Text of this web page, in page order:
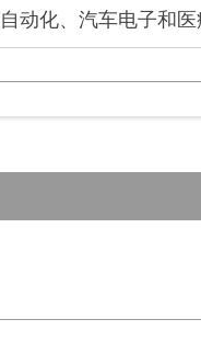
动化、汽车电子和医